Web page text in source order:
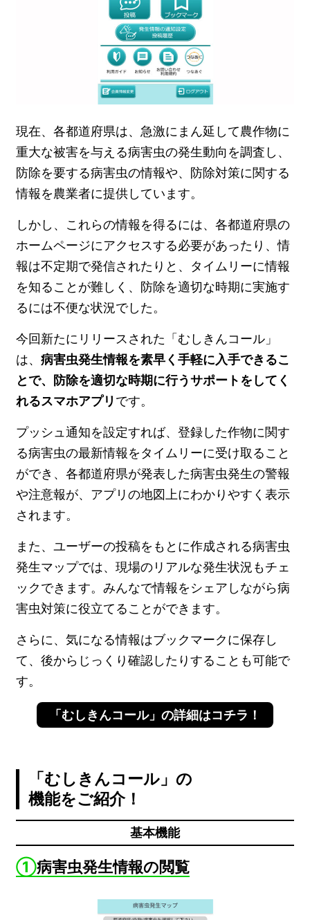
現在、各都道府県は、急激にまん延して農作物に
重大な被害を与える病害虫の発生動向を調査し、
防除を要する病害虫の情報や、防除対策に関する
情報を農業者に提供しています。
しかし、これらの情報を得るには、各都道府県の
ホームページにアクセスする必要があったり、情
報は不定期で発信されたりと、タイムリーに情報
を知ることが難しく、防除を適切な時期に実施す
るには不便な状況でした。
今回新たにリリースされた「むしきんコール」
は、病害虫発生情報を素早く手軽に入手できるこ
とで、防除を適切な時期に行うサポートをしてく
れるスマホアプリ です。
プッシュ通知を設定すれば、登録した作物に関す
る病害虫の最新情報をタイムリーに受け取ること
ができ、各都道府県が発表した病害虫発生の警報
や注意報が、アプリの地図上にわかりやすく表示
されます。
また、ユーザーの投稿をもとに作成される病害虫
発生マップでは、現場のリアルな発生状況もチェ
ックできます。みんなで情報をシェアしながら病
害虫対策に役立てることができます。
さらに、気になる情報はブックマークに保存し
て、後からじっくり確認したりすることも可能で
す。
「むしきんコール」の詳細はコチラ！
「むしきんコール」の
機能をご紹介！
基本機能
①病害虫発生情報の閲覧